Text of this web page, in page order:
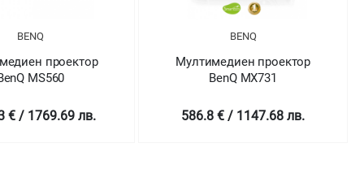
BENQ
проектор
MS560
€ / 1769.69 лв.
BENQ
Мултимедиен проектор
BenQ MX731
586.8 € / 1147.68 лв.